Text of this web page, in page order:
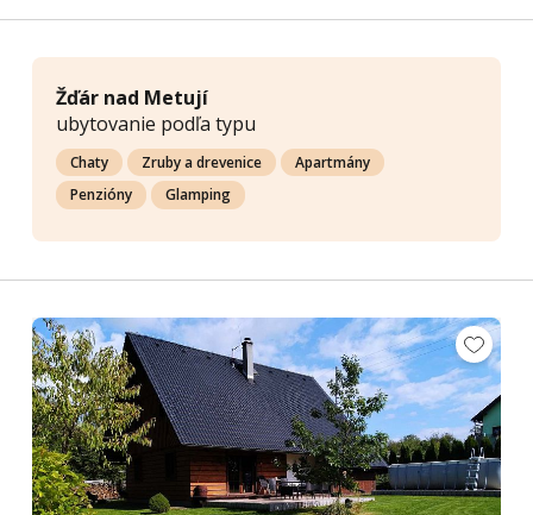
Žďár nad Metují
ubytovanie podľa typu
Chaty Zruby a drevenice
Apartmány
Penzióny
Glamping